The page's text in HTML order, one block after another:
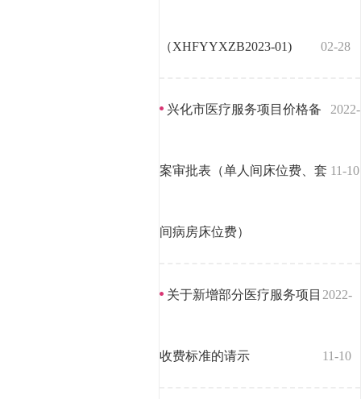
（XHFYYXZB2023-01) 02-28
兴化市医疗服务项目价格备
案审批表（单人间床位费、套
间病房床位费）
2022-
11-10
关于新增部分医疗服务项目
收费标准的请示
2022-
11-10